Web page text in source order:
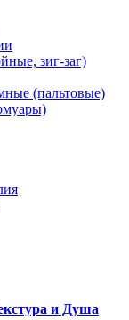
зиг-заг)
(пальтовые)
и Душа